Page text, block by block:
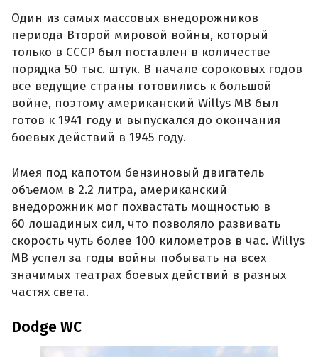
Один из самых массовых внедорожников
периода Второй мировой войны, который
только в СССР был поставлен в количестве
порядка 50 тыс. штук. В начале сороковых годов
все ведущие страны готовились к большой
войне, поэтому американский Willys MB был
готов к 1941 году и выпускался до окончания
боевых действий в 1945 году.
Имея под капотом бензиновый двигатель
объемом в 2.2 литра, американский
внедорожник мог похвастать мощностью в
60 лошадиных сил, что позволяло развивать
скорость чуть более 100 километров в час. Willys
MB успел за годы войны побывать на всех
значимых театрах боевых действий в разных
частях света.
Dodge WC